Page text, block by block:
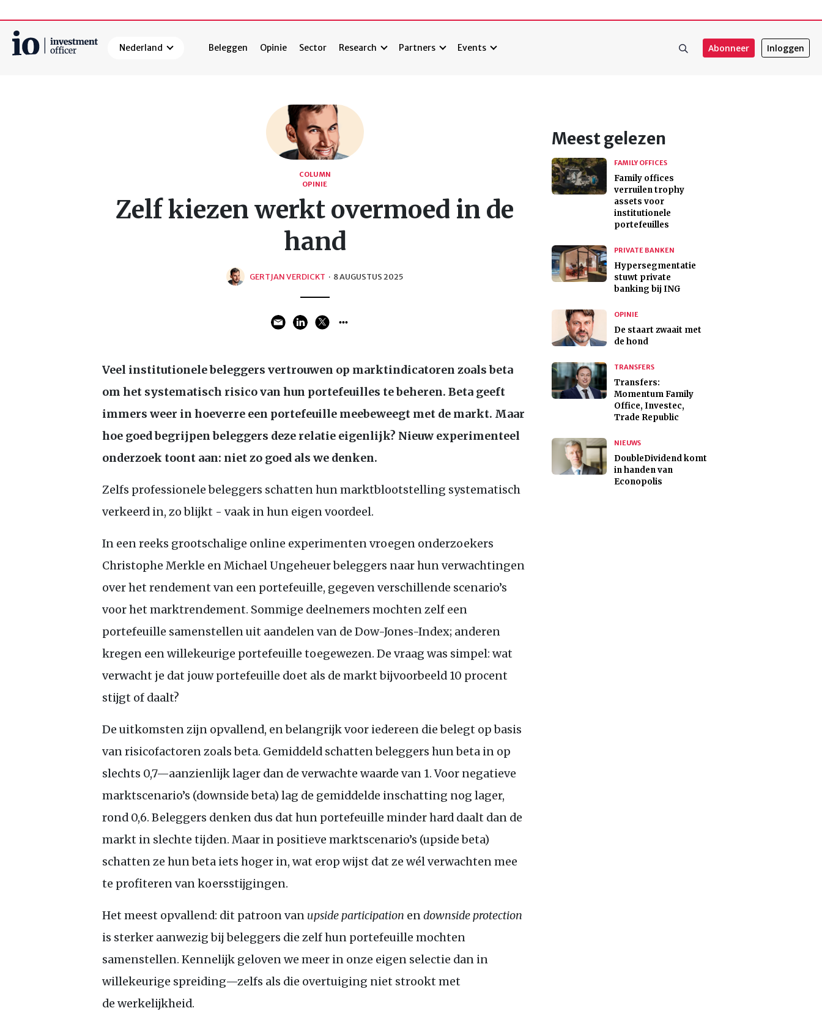
Nederland Beleggen Opinie Sector Research Partners Events Abonneer Inloggen
COLUMN
OPINIE
Zelf kiezen werkt overmoed in de
hand
GERTJAN VERDICKT · 8 AUGUSTUS 2025
Veel institutionele beleggers vertrouwen op marktindicatoren zoals beta
om het systematisch risico van hun portefeuilles te beheren. Beta geeft
immers weer in hoeverre een portefeuille meebeweegt met de markt. Maar
hoe goed begrijpen beleggers deze relatie eigenlijk? Nieuw experimenteel
onderzoek toont aan: niet zo goed als we denken.
Zelfs professionele beleggers schatten hun marktblootstelling systematisch
verkeerd in, zo blijkt - vaak in hun eigen voordeel.
In een reeks grootschalige online experimenten vroegen onderzoekers
Christophe Merkle en Michael Ungeheuer beleggers naar hun verwachtingen
over het rendement van een portefeuille, gegeven verschillende scenario’s
voor het marktrendement. Sommige deelnemers mochten zelf een
portefeuille samenstellen uit aandelen van de Dow-Jones-Index; anderen
kregen een willekeurige portefeuille toegewezen. De vraag was simpel: wat
verwacht je dat jouw portefeuille doet als de markt bijvoorbeeld 10 procent
stijgt of daalt?
De uitkomsten zijn opvallend, en belangrijk voor iedereen die belegt op basis
van risicofactoren zoals beta. Gemiddeld schatten beleggers hun beta in op
slechts 0,7—aanzienlijk lager dan de verwachte waarde van 1. Voor negatieve
marktscenario’s (downside beta) lag de gemiddelde inschatting nog lager,
rond 0,6. Beleggers denken dus dat hun portefeuille minder hard daalt dan de
markt in slechte tijden. Maar in positieve marktscenario’s (upside beta)
schatten ze hun beta iets hoger in, wat erop wijst dat ze wél verwachten mee
te profiteren van koersstijgingen.
Het meest opvallend: dit patroon van upside participation endownside protection
is sterker aanwezig bij beleggers die zelf hun portefeuille mochten
samenstellen. Kennelijk geloven we meer in onze eigen selectie dan in
willekeurige spreiding—zelfs als die overtuiging niet strookt met
de werkelijkheid.
Meest gelezen
FAMILY OFFICES
Family offices
verruilen trophy
assets voor
institutionele
portefeuilles
PRIVATE BANKEN
Hypersegmentatie
stuwt private
banking bij ING
OPINIE
De staart zwaait met
de hond
TRANSFERS
Transfers:
Momentum Family
Office, Investec,
Trade Republic
NIEUWS
DoubleDividend komt
in handen van
Econopolis